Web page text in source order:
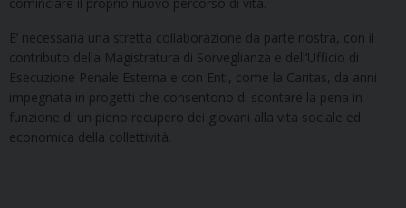
E’ necessaria una stretta collaborazione da parte nostra, con il
contributo della Magistratura di Sorveglianza e dell’Ufficio di
Esecuzione Penale Esterna e con Enti, come la Caritas, da anni
impegnata in progetti che consentono di scontare la pena in
funzione di un pieno recupero dei giovani alla vita sociale ed
economica della collettività.